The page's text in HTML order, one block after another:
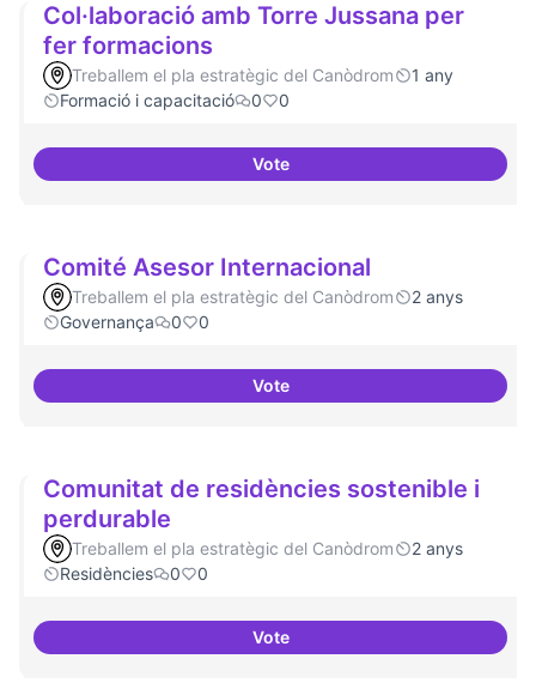
Col·laboració amb Torre Jussana per
fer formacions
Treballem el pla estratègic del Canòdrom
1 any
Formació i capacitació
0 0
VoteCol·laboració amb Torre
Comité Asesor Internacional
Treballem el pla estratègic del Canòdrom
2 anys
Governança
0 0
VoteComité Asesor Internacional
Comunitat de residències sostenible i
perdurable
Treballem el pla estratègic del Canòdrom
2 anys
Residències
0 0
Vote Comunitat